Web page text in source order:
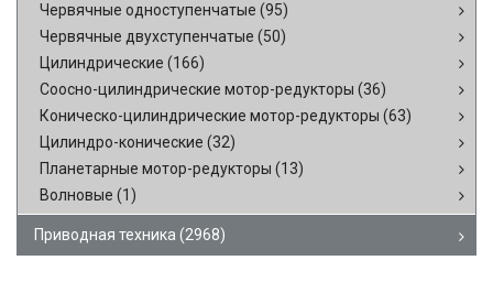
Червячные одноступенчатые (95)
Червячные двухступенчатые (50)
Цилиндрические (166)
Соосно-цилиндрические мотор-редукторы (36)
Коническо-цилиндрические мотор-редукторы (63)
Цилиндро-конические (32)
Планетарные мотор-редукторы (13)
Волновые (1)
Приводная техника (2968)